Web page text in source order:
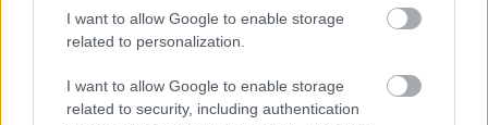
I want to allow Google to enable storage
related to personalization.
I want to allow Google to enable storage
related to security, including authentication